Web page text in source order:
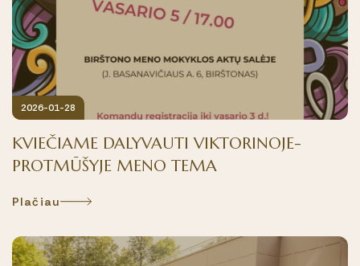
2026-01-28
KVIEČIAME DALYVAUTI VIKTORINOJE-
PROTMŪŠYJE MENO TEMA
Plačiau